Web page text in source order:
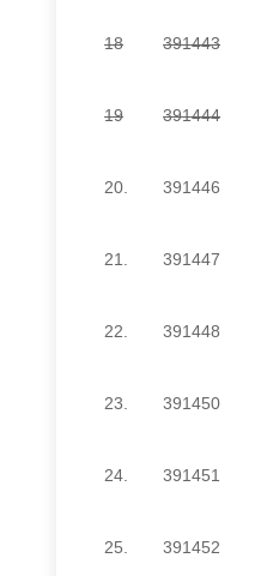
18 391443
19 391444
20. 391446
21. 391447
22. 391448
23. 391450
24. 391451
25. 391452